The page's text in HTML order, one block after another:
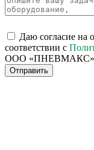
Даю согласие на
соответствии с
ООО «ПНЕВМАКС»
Отправить